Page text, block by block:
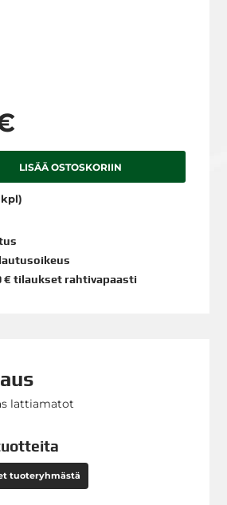
LISÄÄ OSTOSKORIIN
kpl)
€ tilaukset rahtivapaasti
lattiamatot
tuoteryhmästä